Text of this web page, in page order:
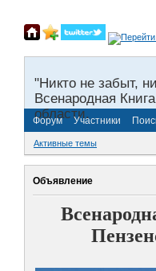
"Никто не забыт,
Всенародная
области.
Форум Участники
Активные темы
Объявление